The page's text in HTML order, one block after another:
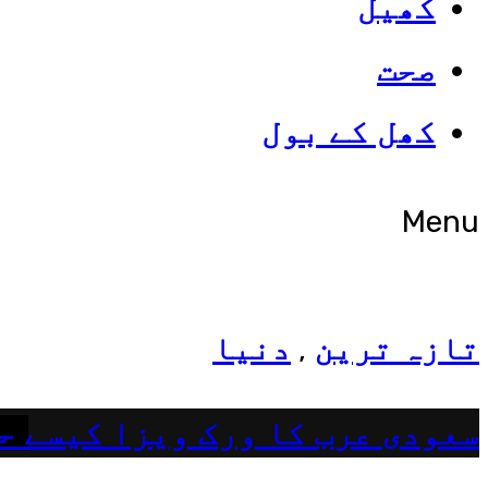
صحت
کھل کے بول
Menu
شوبز
ہانیہ عامر کی بہن ایشا
تازہ ترین , دنیا
سعودی عرب کا ورک ویزا کیسے